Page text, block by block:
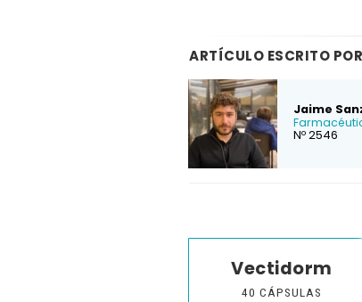
ARTÍCULO ESCRITO POR
Jaime
Nº 2546
Vectidorm
40 CÁPSULAS